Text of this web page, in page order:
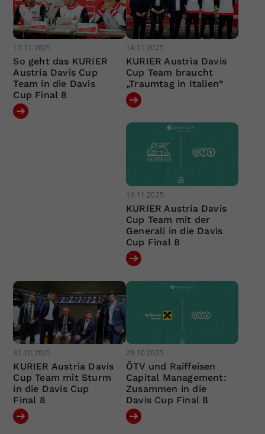
17.11.2025
So geht das KURIER
Austria Davis Cup
Team in die Davis
Cup Final 8
14.11.2025
KURIER Austria Davis
Cup Team braucht
„Traumtag in Italien“
14.11.2025
KURIER Austria Davis
Cup Team mit der
Generali in die Davis
Cup Final 8
31.10.2025
KURIER Austria Davis
Cup Team mit Sturm
in die Davis Cup
Final 8
29.10.2025
ÖTV und Raiffeisen
Capital Management:
Zusammen in die
Davis Cup Final 8